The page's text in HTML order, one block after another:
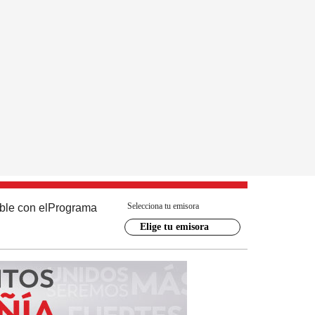
con el Programa Selecciona tu emisora
Elige tu emisora